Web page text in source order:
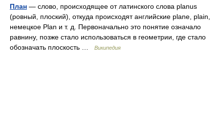
План — слово, происходящее от латинского слова planus
(ровный, плоский), откуда происходят английские plane, plain,
немецкое Plan и т. д. Первоначально это понятие означало
равнину, позже стало использоваться в геометрии, где стало
обозначать плоскость …
Википедия